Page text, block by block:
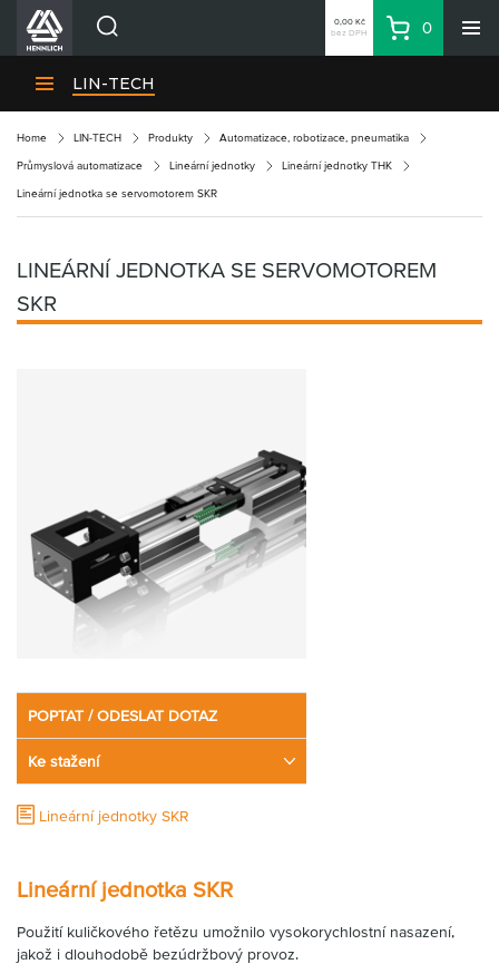
Divize HENNLICH
Aktuality
Blog
O firmě
Kontakty
Partner Zone
0,00 Kč
bez DPH
Košík
0
LIN-TECH
Home LIN-TECH Produkty Automatizace, robotizace, pneumatika
Průmyslová automatizace Lineární jednotky Lineární jednotky THK
Lineární jednotka se servomotorem SKR
LINEÁRNÍ JEDNOTKA SE SERVOMOTOREM
SKR
POPTAT / ODESLAT DOTAZ
Ke stažení
Lineární jednotky SKR
Lineární jednotka SKR
Použití kuličkového řetězu umožnilo vysokorychlostní nasazení,
jakož i dlouhodobě bezúdržbový provoz.